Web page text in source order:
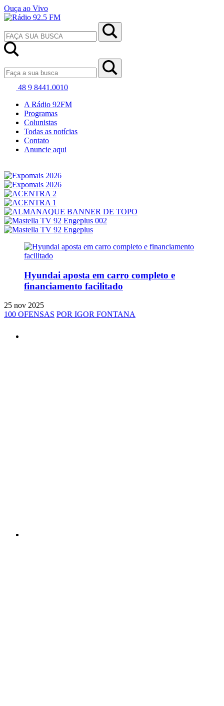
Ouça ao Vivo
48 9 8441.0010
A Rádio 92FM
Programas
Colunistas
Todas as notícias
Contato
Anuncie aqui
Hyundai aposta em carro completo e
financiamento facilitado
25 nov 2025
100 OFENSAS POR IGOR FONTANA